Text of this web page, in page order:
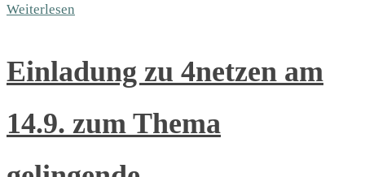
Weiterlesen
Einladung zu 4netzen am
14.9. zum Thema